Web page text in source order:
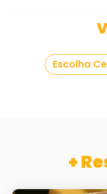
Escolha
+